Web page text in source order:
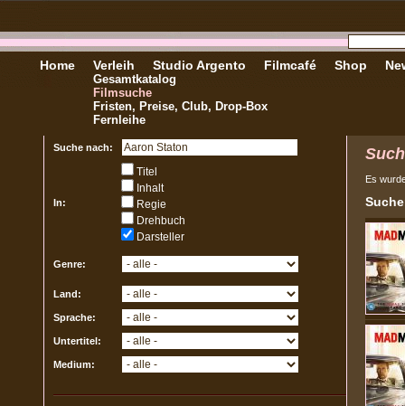
Home Verleih
Gesamtkatalog
Filmsuche
Fristen, Preise, Club, Drop-Box
Fernleihe
Studio Argento Filmcafé Shop
Suche nach:
In:
Titel
Inhalt
Regie
Drehbuch
Darsteller
Genre:
Land:
Sprache:
Untertitel:
Medium:
Es